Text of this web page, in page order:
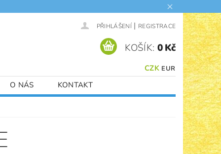
PŘIHLÁŠENÍ | REGISTRACE
CZK EUR
KOŠÍK: 0 Kč
O NÁS KONTAKT